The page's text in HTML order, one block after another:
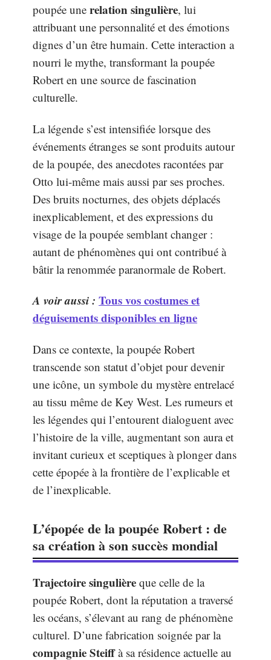
poupée une relation singulière, lui
attribuant une personnalité et des émotions
dignes d’un être humain. Cette interaction a
nourri le mythe, transformant la poupée
Robert en une source de fascination
culturelle.
La légende s’est intensifiée lorsque des
événements étranges se sont produits autour
de la poupée, des anecdotes racontées par
Otto lui-même mais aussi par ses proches.
Des bruits nocturnes, des objets déplacés
inexplicablement, et des expressions du
visage de la poupée semblant changer :
autant de phénomènes qui ont contribué à
bâtir la renommée paranormale de Robert.
A voir aussi : Tous vos costumes et
déguisements disponibles en ligne
Dans ce contexte, la poupée Robert
transcende son statut d’objet pour devenir
une icône, un symbole du mystère entrelacé
au tissu même de Key West. Les rumeurs et
les légendes qui l’entourent dialoguent avec
l’histoire de la ville, augmentant son aura et
invitant curieux et sceptiques à plonger dans
cette épopée à la frontière de l’explicable et
de l’inexplicable.
L’épopée de la poupée Robert : de
sa création à son succès mondial
Trajectoire singulière que celle de la
poupée Robert, dont la réputation a traversé
les océans, s’élevant au rang de phénomène
culturel. D’une fabrication soignée par la
compagnie Steiffà sa résidence actuelle au